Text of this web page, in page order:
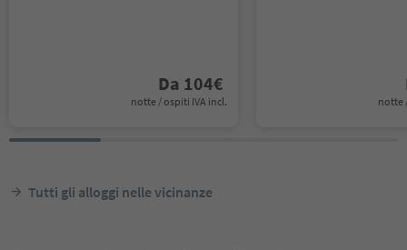
Da 104€
notte / ospiti IVA incl. notte
Tutti gli alloggi nelle vicinanze